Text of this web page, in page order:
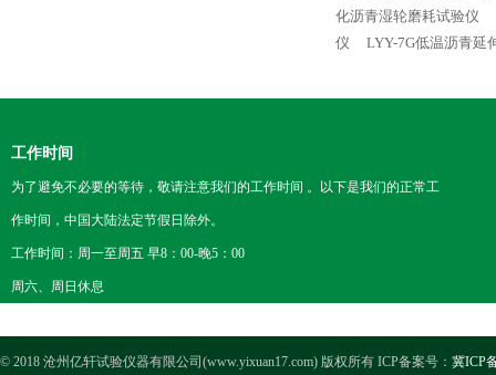
化沥青湿轮磨耗试验仪
仪
LYY-7G低温沥青延
工作时间
为了避免不必要的等待，敬请注意我们的工作时间 。以下是我们的正常工
作时间，中国大陆法定节假日除外。
工作时间：周一至周五 早8：00-晚5：00
周六、周日休息
© 2018 沧州亿轩试验仪器有限公司(www.yixuan17.com) 版权所有 ICP备案号： 冀ICP